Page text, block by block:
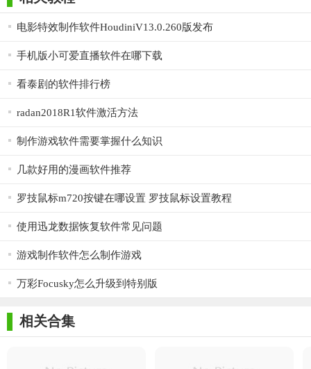
验。
作。
电影特效制作软件HoudiniV13.0.260版发布
手机版小可爱直播软件在哪下载
看泰剧的软件排行榜
radan2018R1软件激活方法
制作游戏软件需要掌握什么知识
几款好用的漫画软件推荐
罗技鼠标m720按键在哪设置 罗技鼠标设置教程
使用迅龙数据恢复软件常见问题
游戏制作软件怎么制作游戏
万彩Focusky怎么升级到特别版
相关合集